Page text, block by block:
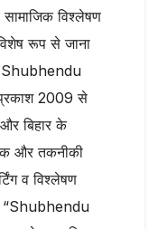
सामाजिक विश्लेषण
रूप से जाना
Shubhendu
2009 से
बिहार के
और तकनीकी
व विश्लेषण
“Shubhendu